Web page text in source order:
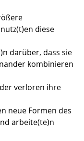
diese
darüber, dass sie
kombinieren
verloren ihre
neue Formen des
arbeite(te)n